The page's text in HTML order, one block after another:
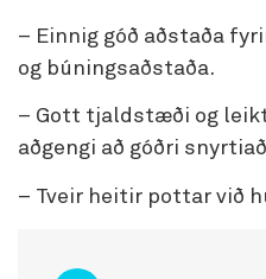
– Einnig góð aðstaða
og búningsaðstaða.
– Gott tjaldstæði og
aðgengi að góðri
– Tveir heitir pottar við